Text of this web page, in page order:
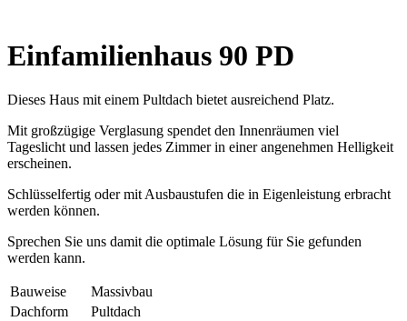
Einfamilienhaus 90 PD
Dieses Haus mit einem Pultdach bietet ausreichend Platz.
Mit großzügige Verglasung spendet den Innenräumen viel
Tageslicht und lassen jedes Zimmer in einer angenehmen Helligkeit
erscheinen.
Schlüsselfertig oder mit Ausbaustufen die in Eigenleistung erbracht
werden können.
Sprechen Sie uns damit die optimale Lösung für Sie gefunden
werden kann.
Bauweise
Massivbau
Dachform
Pultdach